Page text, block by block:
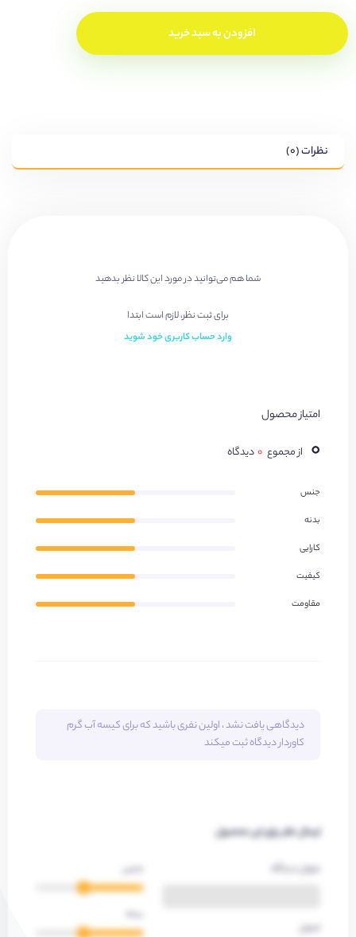
افزودن به سبد خرید
نظرات (۰)
شما هم می‌توانید در مورد این کالا نظر بدهید
برای ثبت نظر، لازم است ابتدا
وارد حساب کاربری خود شوید
امتیاز محصول
۰ از مجموع ۰دیدگاه
جنس
بدنه
کارایی
کیفیت
مقاومت
دیدگاهی یافت نشد ، اولین نفری باشید که برایکیسه آب گرم
کاورداردیدگاه ثبت میکند
ارسال نظر برای این محصول
عنوان دیدگاه
ایمیل
جنس